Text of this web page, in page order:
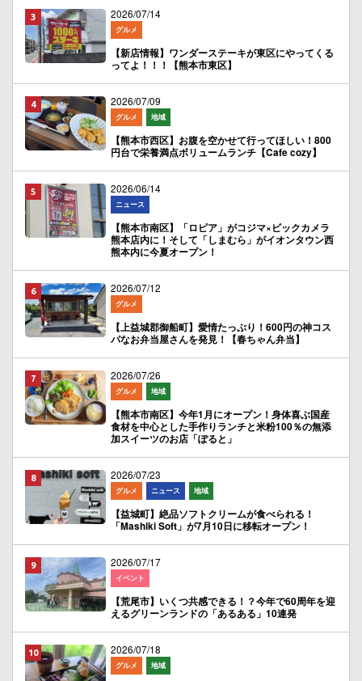
2026/07/14
グルメ
【新店情報】ワンダーステーキが東区にやってくる
ってよ！！！【熊本市東区】
2026/07/09
グルメ 地域
【熊本市西区】お腹を空かせて行ってほしい！800
円台で栄養満点ボリュームランチ【Cafe cozy】
2026/06/14
ニュース
【熊本市南区】「ロピア」がコジマ×ビックカメラ
熊本店内に！そして「しまむら」がイオンタウン西
熊本内に今夏オープン！
2026/07/12
グルメ
【上益城郡御船町】愛情たっぷり！600円の神コス
パなお弁当屋さんを発見！【春ちゃん弁当】
2026/07/26
グルメ 地域
【熊本市南区】今年1月にオープン！身体喜ぶ国産
食材を中心とした手作りランチと米粉100％の無添
加スイーツのお店「ぽると」
2026/07/23
グルメ ニュース 地域
【益城町】絶品ソフトクリームが食べられる！
「Mashiki Soft」が7月10日に移転オープン！
2026/07/17
イベント
【荒尾市】いくつ共感できる！？今年で60周年を迎
えるグリーンランドの「あるある」10連発
2026/07/18
グルメ 地域